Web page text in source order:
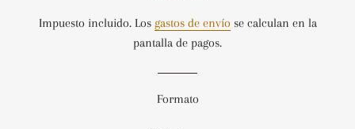
venta
Impuesto incluido. Los gastos de envío se calculan en la
pantalla de pagos.
Formato